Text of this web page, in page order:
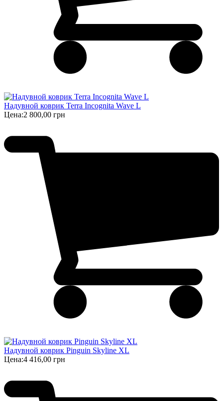
Надувной коврик Terra Incognita Wave L
Цена:2 800,00 грн
Надувной коврик Pinguin Skyline XL
Цена:4 416,00 грн